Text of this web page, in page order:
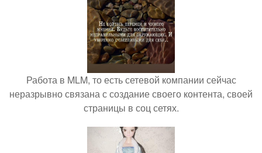
Работа в MLM, то есть сетевой компании сейчас
неразрывно связана с создание своего контента, своей
страницы в соц сетях.